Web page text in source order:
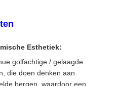
Esthetiek​:
golfachtige / gelaagde
die doen denken aan
bergen, waardoor een